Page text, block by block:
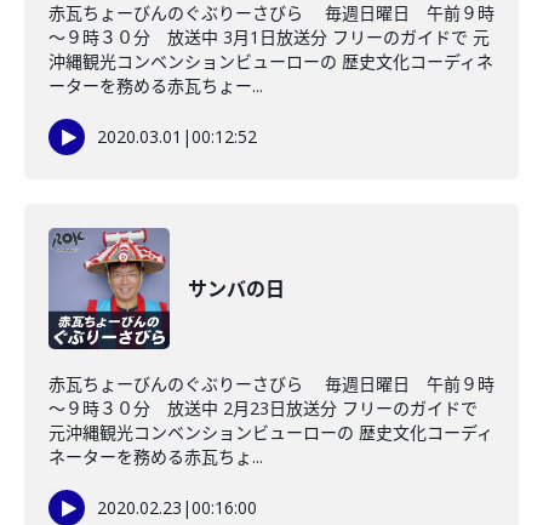
赤瓦ちょーびんのぐぶりーさびら 毎週日曜日 午前９時
～９時３０分 放送中 3月1日放送分 フリーのガイドで 元
沖縄観光コンベンションビューローの 歴史文化コーディネ
ーターを務める赤瓦ちょー...
2020.03.01 |00:12:52
サンバの日
赤瓦ちょーびんのぐぶりーさびら 毎週日曜日 午前９時
～９時３０分 放送中 2月23日放送分 フリーのガイドで
元沖縄観光コンベンションビューローの 歴史文化コーディ
ネーターを務める赤瓦ちょ...
2020.02.23 |00:16:00